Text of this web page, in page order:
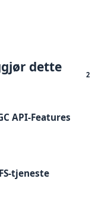
dette
2
API-Features
tjeneste